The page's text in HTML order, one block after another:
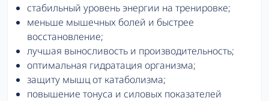
стабильный уровень энергии на тренировке;
меньше мышечных болей и быстрее
восстановление;
лучшая выносливость и производительность;
оптимальная гидратация организма;
защиту мышц от катаболизма;
повышение тонуса и силовых показателей